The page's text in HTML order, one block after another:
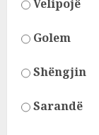
Velipojë
Golem
Shëngjin
Sarandë